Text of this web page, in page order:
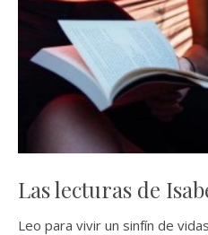
Las lecturas de
Leo para vivir un sinfín de